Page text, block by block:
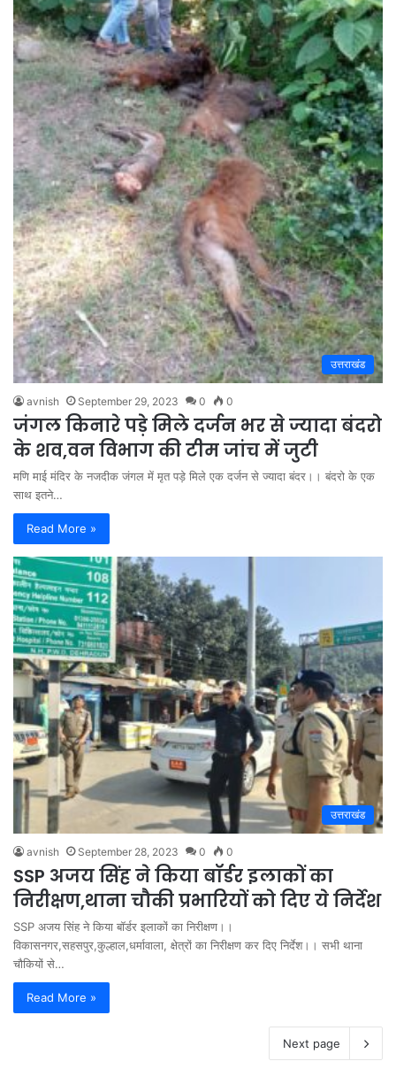
उत्तराखंड
avnish September 29, 2023 0 0
जंगल किनारे पड़े मिले दर्जन भर से ज्यादा बंदरो
के शव,वन विभाग की टीम जांच में जुटी
मणि माई मंदिर के नजदीक जंगल में मृत पड़े मिले एक दर्जन से ज्यादा बंदर।। बंदरो के एक
साथ इतने…
Read More »
उत्तराखंड
avnish September 28, 2023 0 0
SSP अजय सिंह ने किया बॉर्डर इलाकों का
निरीक्षण,थाना चौकी प्रभारियों को दिए ये निर्देश
SSP अजय सिंह ने किया बॉर्डर इलाकों का निरीक्षण।।
विकासनगर,सहसपुर,कुल्हाल,धर्मावाला, क्षेत्रों का निरीक्षण कर दिए निर्देश।। सभी थाना
चौकियों से…
Read More »
Next page